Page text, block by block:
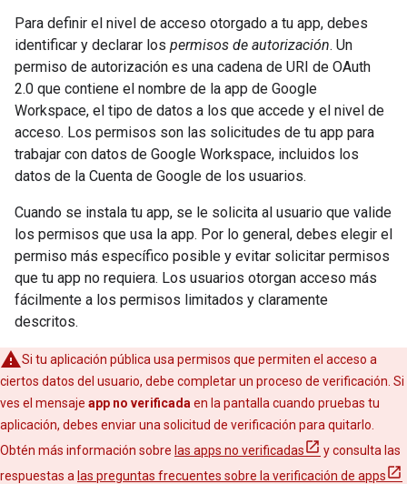
Para definir el nivel de acceso otorgado a tu app, debes
identificar y declarar los permisos de autorización. Un
permiso de autorización es una cadena de URI de OAuth
2.0 que contiene el nombre de la app de Google
Workspace, el tipo de datos a los que accede y el nivel de
acceso. Los permisos son las solicitudes de tu app para
trabajar con datos de Google Workspace, incluidos los
datos de la Cuenta de Google de los usuarios.
Cuando se instala tu app, se le solicita al usuario que valide
los permisos que usa la app. Por lo general, debes elegir el
permiso más específico posible y evitar solicitar permisos
que tu app no requiera. Los usuarios otorgan acceso más
fácilmente a los permisos limitados y claramente
descritos.
Si tu aplicación pública usa permisos que permiten el acceso a
ciertos datos del usuario, debe completar un proceso de verificación. Si
ves el mensaje app no verificada en la pantalla cuando pruebas tu
aplicación, debes enviar una solicitud de verificación para quitarlo.
Obtén más información sobre las apps no verificadas
y consulta las
respuestas a las preguntas frecuentes sobre la verificación de apps